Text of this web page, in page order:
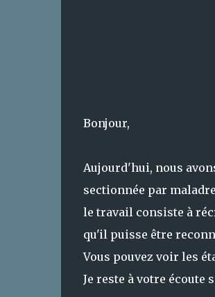
Bonjour,
Aujourd'hui, nous
sectionnée par
le travail consiste à
qu'il puisse être
Vous pouvez voir les
Je reste à votre écoute